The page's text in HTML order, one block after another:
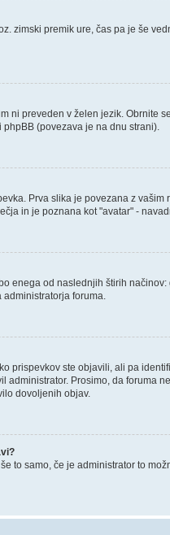
zimski premik ure, čas pa je še
ni preveden v želen jezik. Obrnite
(povezava je na dnu strani).
Prva slika je povezana z
in je poznana kot "avatar" -
enega od naslednjih štirih
foruma.
prispevkov ste objavili, ali pa
Prosimo, da foruma
dovoljenih objav.
to samo, če je administrator to